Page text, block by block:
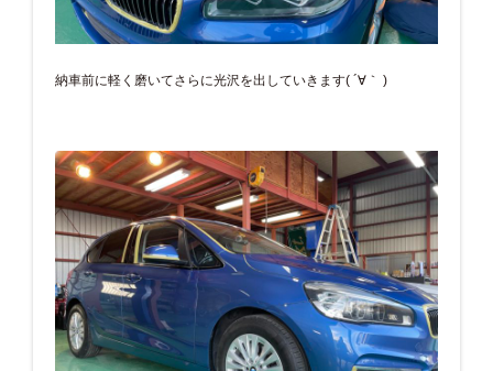
納車前に軽く磨いてさらに光沢を出していきます( ´∀｀ )